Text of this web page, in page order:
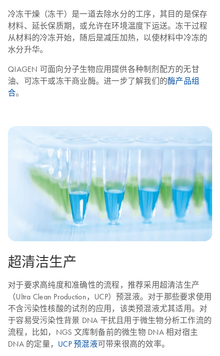
冷冻干燥（冻干）是一道去除水分的工序，其目的是保存
材料、延长保质期，或允许在环境温度下运送。冻干过程
从材料的冷冻开始，随后是减压加热，以使材料中冷冻的
水分升华。
QIAGEN 可面向分子生物应用提供各种制剂配方的无甘
油、可冻干或冻干商业酶。进一步了解我们的酶产品组
合。
超清洁生产
对于要求高纯度和准确性的流程，推荐采用超清洁生产
（Ultra Clean Production，UCP）预混液。对于那些要求使用
不含污染性核酸的试剂的应用，该类预混液尤其适用。对
于容易受污染性背景 DNA 干扰且用于微生物分析工作流的
流程，比如，NGS 文库制备前的微生物 DNA 相对宿主
DNA 的定量， UCP 预混液可带来很高的效率。